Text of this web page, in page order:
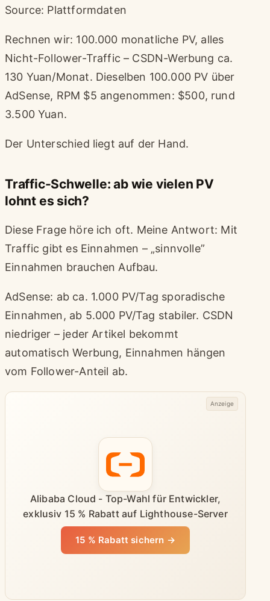
Source: Plattformdaten
Rechnen wir: 100.000 monatliche PV, alles
Nicht-Follower-Traffic – CSDN-Werbung ca.
130 Yuan/Monat. Dieselben 100.000 PV über
AdSense, RPM $5 angenommen: $500, rund
3.500 Yuan.
Der Unterschied liegt auf der Hand.
Traffic-Schwelle: ab wie vielen PV
lohnt es sich?
Diese Frage höre ich oft. Meine Antwort: Mit
Traffic gibt es Einnahmen – „sinnvolle”
Einnahmen brauchen Aufbau.
AdSense: ab ca. 1.000 PV/Tag sporadische
Einnahmen, ab 5.000 PV/Tag stabiler. CSDN
niedriger – jeder Artikel bekommt
automatisch Werbung, Einnahmen hängen
vom Follower-Anteil ab.
Alibaba Cloud - Top-Wahl für Entwickler,
exklusiv 15 % Rabatt auf Lighthouse-Server
15 % Rabatt sichern →
Anzeige